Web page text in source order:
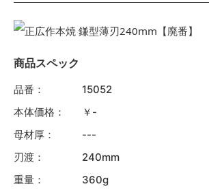
商品スペック
品番：
15052
本体価格：
￥-
母材厚：
---
刃渡：
240mm
重量：
360g